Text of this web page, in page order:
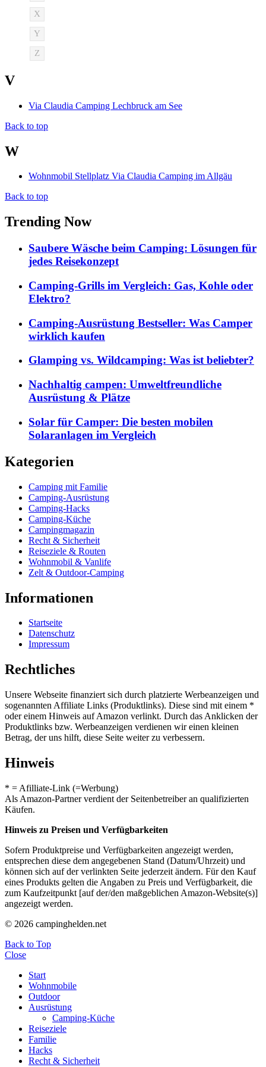
X
Y
Z
V
Via Claudia Camping Lechbruck am See
Back to top
W
Wohnmobil Stellplatz Via Claudia Camping im Allgäu
Back to top
Trending Now
Saubere Wäsche beim Camping: Lösungen für
jedes Reisekonzept
Camping-Grills im Vergleich: Gas, Kohle oder
Elektro?
Camping-Ausrüstung Bestseller: Was Camper
wirklich kaufen
Glamping vs. Wildcamping: Was ist beliebter?
Nachhaltig campen: Umweltfreundliche
Ausrüstung & Plätze
Solar für Camper: Die besten mobilen
Solaranlagen im Vergleich
Kategorien
Camping mit Familie
Camping-Ausrüstung
Camping-Hacks
Camping-Küche
Campingmagazin
Recht & Sicherheit
Reiseziele & Routen
Wohnmobil & Vanlife
Zelt & Outdoor-Camping
Informationen
Startseite
Datenschutz
Impressum
Rechtliches
Unsere Webseite finanziert sich durch platzierte Werbeanzeigen und
sogenannten Affiliate Links (Produktlinks). Diese sind mit einem *
oder einem Hinweis auf Amazon verlinkt. Durch das Anklicken der
Produktlinks bzw. Werbeanzeigen verdienen wir einen kleinen
Betrag, der uns hilft, diese Seite weiter zu verbessern.
Hinweis
* = Afilliate-Link (=Werbung)
Als Amazon-Partner verdient der Seitenbetreiber an qualifizierten
Käufen.
Hinweis zu Preisen und Verfügbarkeiten
Sofern Produktpreise und Verfügbarkeiten angezeigt werden,
entsprechen diese dem angegebenen Stand (Datum/Uhrzeit) und
können sich auf der verlinkten Seite jederzeit ändern. Für den Kauf
eines Produkts gelten die Angaben zu Preis und Verfügbarkeit, die
zum Kaufzeitpunkt [auf der/den maßgeblichen Amazon-Website(s)]
angezeigt werden.
© 2026 campinghelden.net
Back to Top
Close
Start
Wohnmobile
Outdoor
Ausrüstung
Camping-Küche
Reiseziele
Familie
Hacks
Recht & Sicherheit